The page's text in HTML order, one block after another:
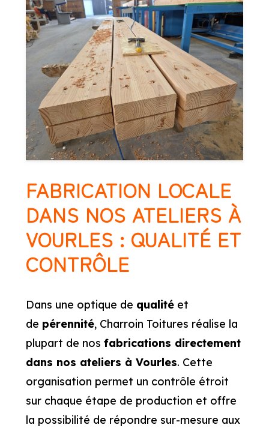
FABRICATION LOCALE
DANS NOS ATELIERS À
VOURLES : QUALITÉ ET
CONTRÔLE
Dans une optique de qualitéet
de pérennité, Charroin Toitures réalise la
plupart de nos fabrications directement
dans nos ateliers à Vourles. Cette
organisation permet un contrôle étroit
sur chaque étape de production et offre
la possibilité de répondre sur-mesure aux